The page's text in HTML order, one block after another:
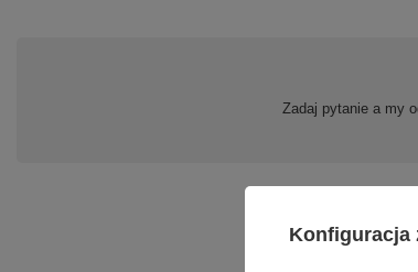
Zadaj pytanie a my
Konfiguracja